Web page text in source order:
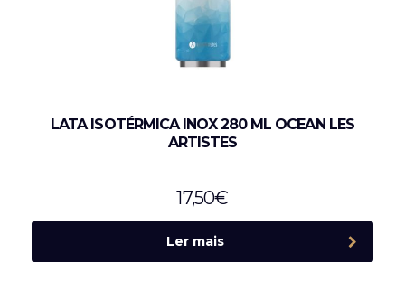
LATA ISOTÉRMICA INOX 280 ML OCEAN LES
ARTISTES
17,50€
Ler mais